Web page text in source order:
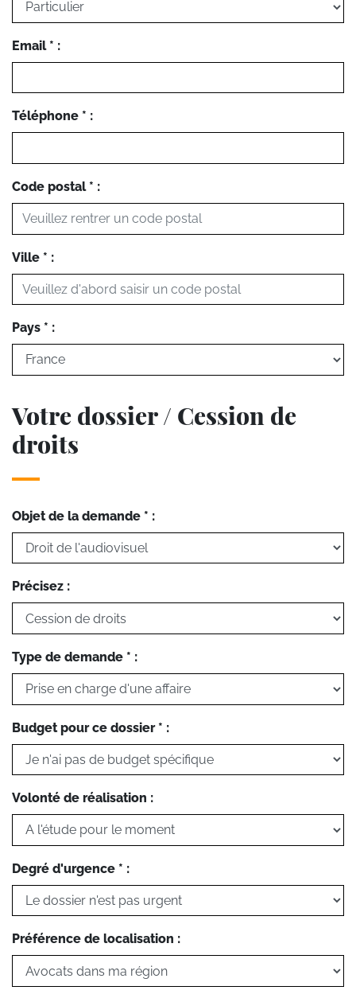
Email * :
Téléphone * :
Code postal * :
Ville * :
Pays * :
Votre dossier / Cession de
droits
Objet de la demande * :
Précisez :
Type de demande * :
Budget pour ce dossier * :
Volonté de réalisation :
Degré d'urgence * :
Préférence de localisation :